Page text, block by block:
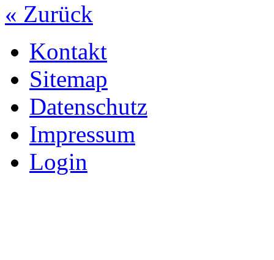
« Zurück
Kontakt
Sitemap
Datenschutz
Impressum
Login